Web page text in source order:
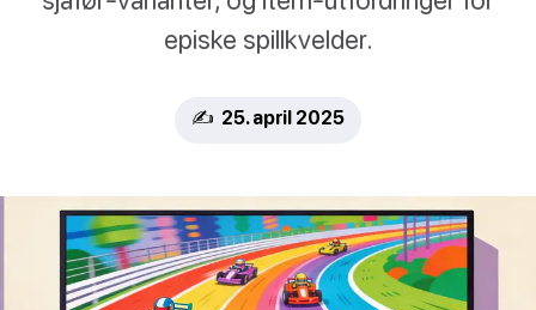
episke spillkvelder.
✍️ 25. april 2025